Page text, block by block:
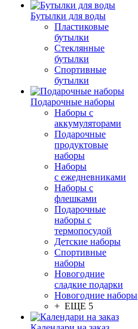
Бутылки для воды
Пластиковые
бутылки
Стеклянные
бутылки
Спортивные
бутылки
Подарочные наборы
Наборы с
аккумуляторами
Подарочные
продуктовые
наборы
Наборы
с ежедневниками
Наборы с
флешками
Подарочные
наборы с
термопосудой
Детские наборы
Спортивные
наборы
Новогодние
сладкие подарки
Новогодние наборы
+ ЕЩЕ 5